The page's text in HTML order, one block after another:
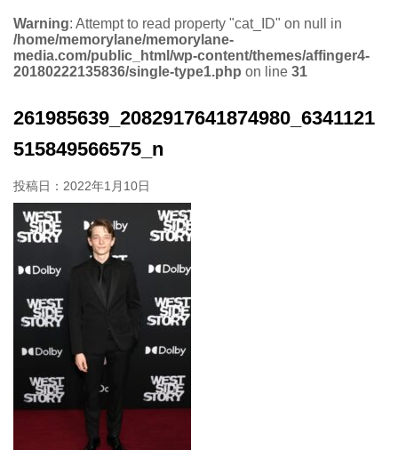
Warning: Attempt to read property "cat_ID" on null in
/home/memorylane/memorylane-
media.com/public_html/wp-content/themes/affinger4-
20180222135836/single-type1.php on line 31
261985639_2082917641874980_6341121
515849566575_n
投稿日： 2022年1月10日